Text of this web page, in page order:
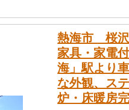
熱海市 桜
家具・家電
海」駅より
な外観、ス
炉・床暖房